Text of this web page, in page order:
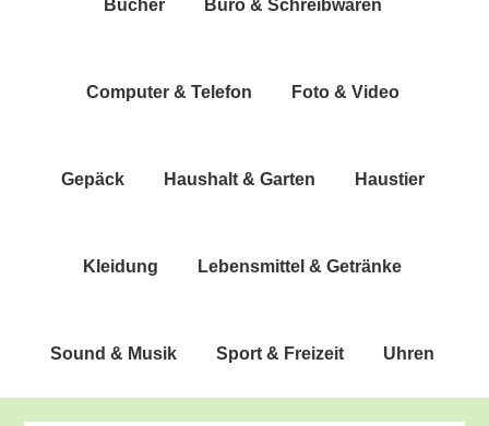
Bücher Büro & Schreibwaren
Com­pu­ter & Telefon Foto & Video
Gepäck Haus­halt & Garten Haus­tier
Klei­dung Lebens­mit­tel & Getränke
Sound & Musik Sport & Freizeit Uhren